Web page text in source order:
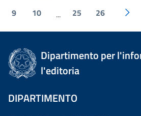
9 10 ... 25 26
Dipartimento per
l'editoria
DIPARTIMENTO